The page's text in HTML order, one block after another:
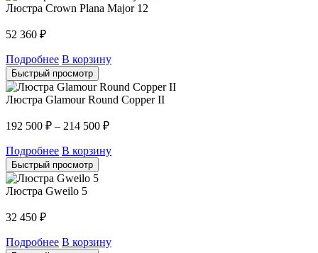
Люстра Crown Plana Major 12
52 360 ₽
Подробнее В корзину
Быстрый просмотр
Люстра Glamour Round Copper II
192 500 ₽ – 214 500 ₽
Подробнее В корзину
Быстрый просмотр
Люстра Gweilo 5
32 450 ₽
Подробнее В корзину